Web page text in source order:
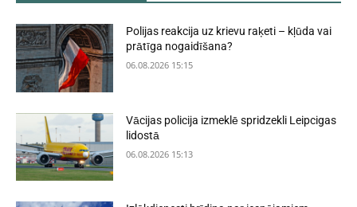
Polijas reakcija uz krievu raķeti – kļūda vai
prātīga nogaidīšana?
06.08.2026 15:15
Vācijas policija izmeklē spridzekli Leipcigas
lidostā
06.08.2026 15:13